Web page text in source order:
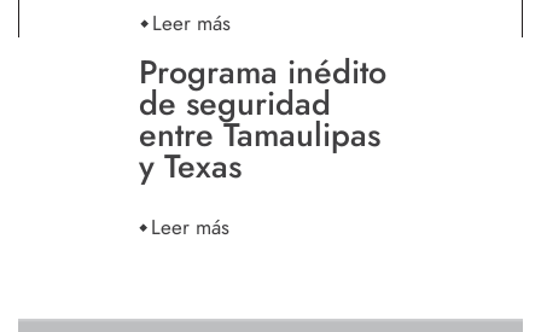
Leer más
Programa inédito
de seguridad
entre Tamaulipas
y Texas
Leer más